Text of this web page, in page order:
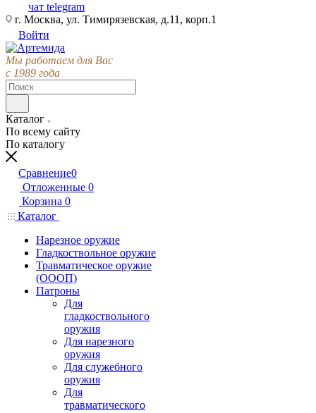
чат telegram
г. Москва, ул. Тимирязевская, д.11, корп.1
Войти
Мы работаем для Вас
с 1989 года
Каталог
По всему сайту
По каталогу
Сравнение0
Отложенные 0
Корзина 0
Каталог
Нарезное оружие
Гладкоствольное оружие
Травматическое оружие
(ОООП)
Патроны
Для
гладкоствольного
оружия
Для нарезного
оружия
Для служебного
оружия
Для
травматического